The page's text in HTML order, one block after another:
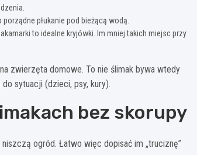
płukanie pod bieżącą wodą.
to idealne kryjówki. Im mniej takich miejsc przy
zwierzęta domowe. To nie ślimak bywa wtedy
sytuacji (dzieci, psy, kury).
bez skorupy
ogród. Łatwo więc dopisać im „truciznę”